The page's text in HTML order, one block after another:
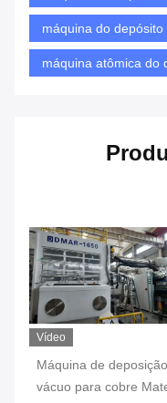
máquina do
máquina atômica do
Vídeo
Máquina de
vácuo para cobre